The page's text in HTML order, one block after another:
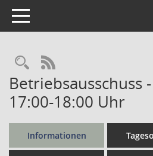
Toggle navigation
Rechercheauswahl
RSS-Feed
Betriebsausschuss
17:00-18:00 Uhr
Informationen